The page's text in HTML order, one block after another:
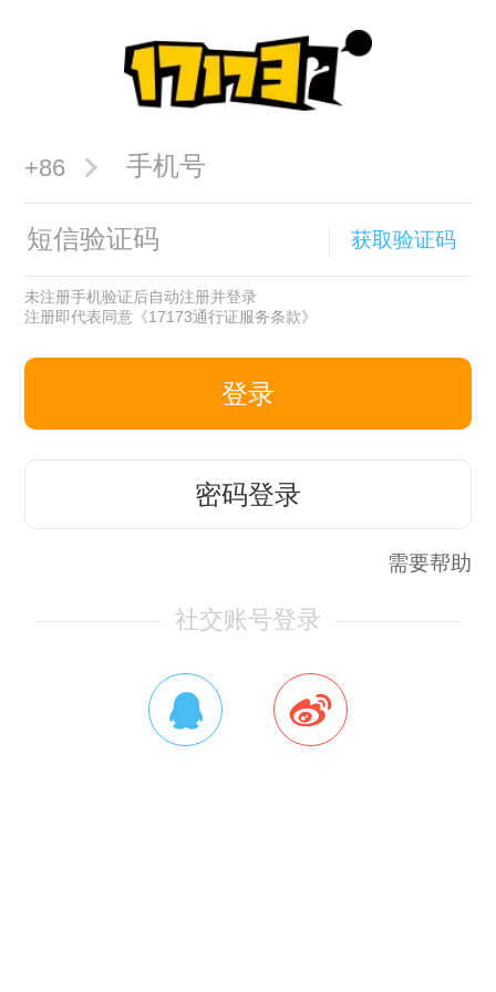
+86
获取验证码
未注册手机验证后自动注册并登录
注册即代表同意 《17173通行证服务条款》
登录
密码登录
需要帮助
社交账号登录